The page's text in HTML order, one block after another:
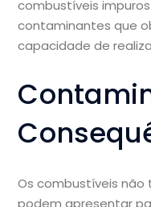
combustíveis
contaminantes que
capacidade de
Os combustíveis
podem apresentar